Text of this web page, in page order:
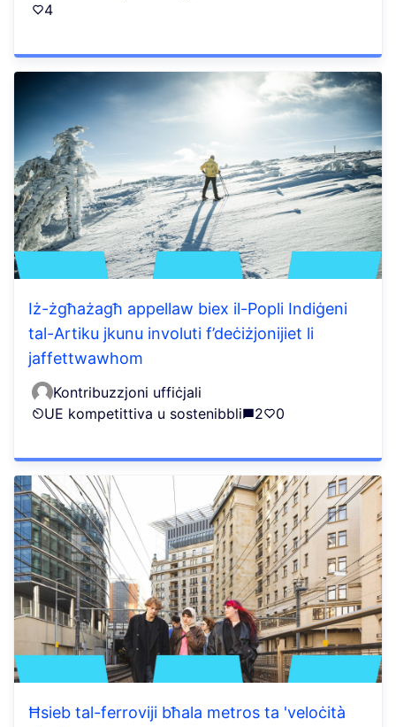
4
Iż-żgħażagħ appellaw biex il-Popli Indiġeni
tal-Artiku jkunu involuti f’deċiżjonijiet li
jaffettwawhom
Kontribuzzjoni uffiċjali
UE kompetittiva u sostenibbli
2 0
Ħsieb tal-ferroviji bħala metros ta 'veloċità